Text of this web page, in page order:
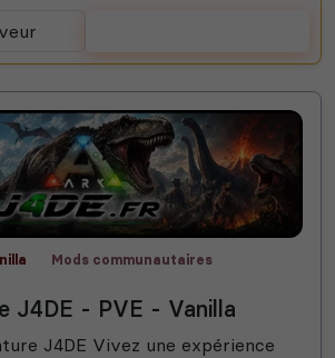
Mods communautaires
J4DE - PVE - Vanilla
J4DE Vivez une expérience